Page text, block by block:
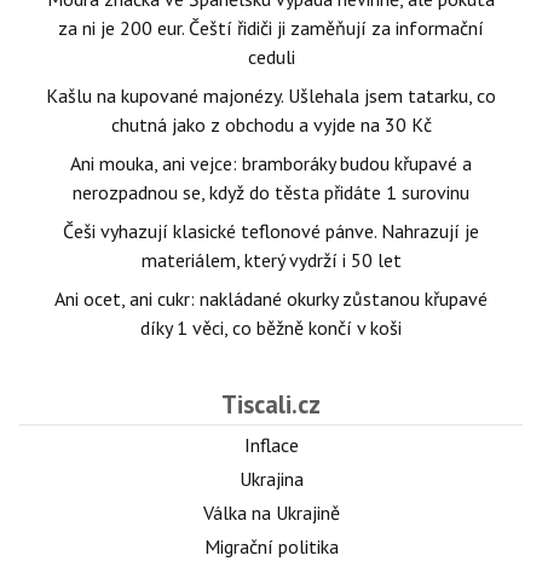
za ni je 200 eur. Čeští řidiči ji zaměňují za informační
ceduli
Kašlu na kupované majonézy. Ušlehala jsem tatarku, co
chutná jako z obchodu a vyjde na 30 Kč
Ani mouka, ani vejce: bramboráky budou křupavé a
nerozpadnou se, když do těsta přidáte 1 surovinu
Češi vyhazují klasické teflonové pánve. Nahrazují je
materiálem, který vydrží i 50 let
Ani ocet, ani cukr: nakládané okurky zůstanou křupavé
díky 1 věci, co běžně končí v koši
Tiscali.cz
Inflace
Ukrajina
Válka na Ukrajině
Migrační politika